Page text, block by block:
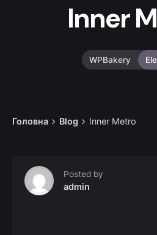
Inner
WPBakery
Головна Blog Inner Metro
Posted by
admin